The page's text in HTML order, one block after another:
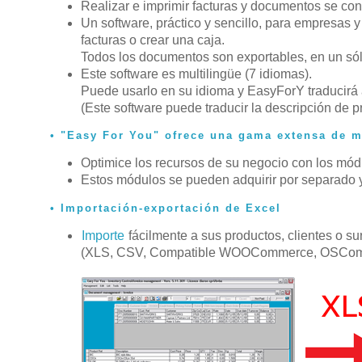
Realizar e imprimir facturas y documentos se
Un software, práctico y sencillo, para empresas
facturas o crear una caja.
Todos los documentos son exportables, en un
Este software es multilingüe (7 idiomas).
Puede usarlo en su idioma y EasyForY
(Este software puede traducir la descripción de
"Easy For You" ofrece una gama extensa de
Optimice los recursos de su negocio con los
Estos módulos se pueden adquirir por
Importación-exportación de Excel
Importe fácilmente a sus productos, clientes o
(XLS, CSV, Compatible WOOCommerce,